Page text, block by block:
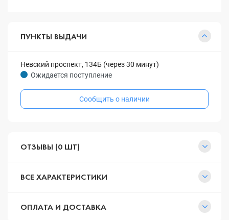
ПУНКТЫ ВЫДАЧИ
Невский проспект, 134Б (через 30 минут)
Ожидается поступление
Сообщить о наличии
ОТЗЫВЫ (0 ШТ)
ВСЕ ХАРАКТЕРИСТИКИ
ОПЛАТА И ДОСТАВКА